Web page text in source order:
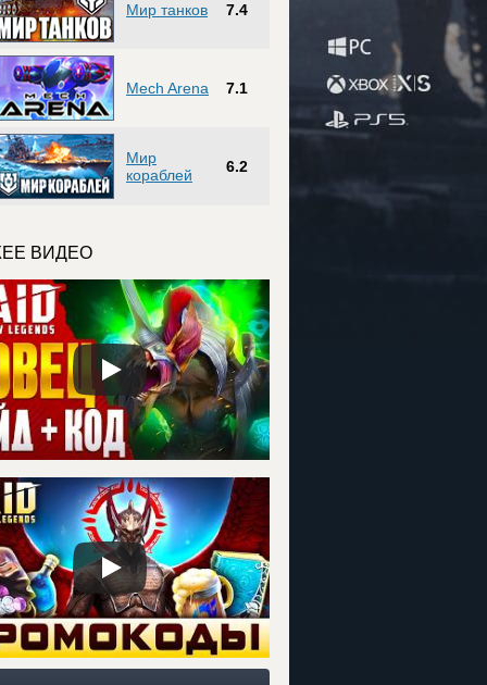
Мир танков 7.4
Mech Arena 7.1
Мир
кораблей
6.2
ВИДЕО